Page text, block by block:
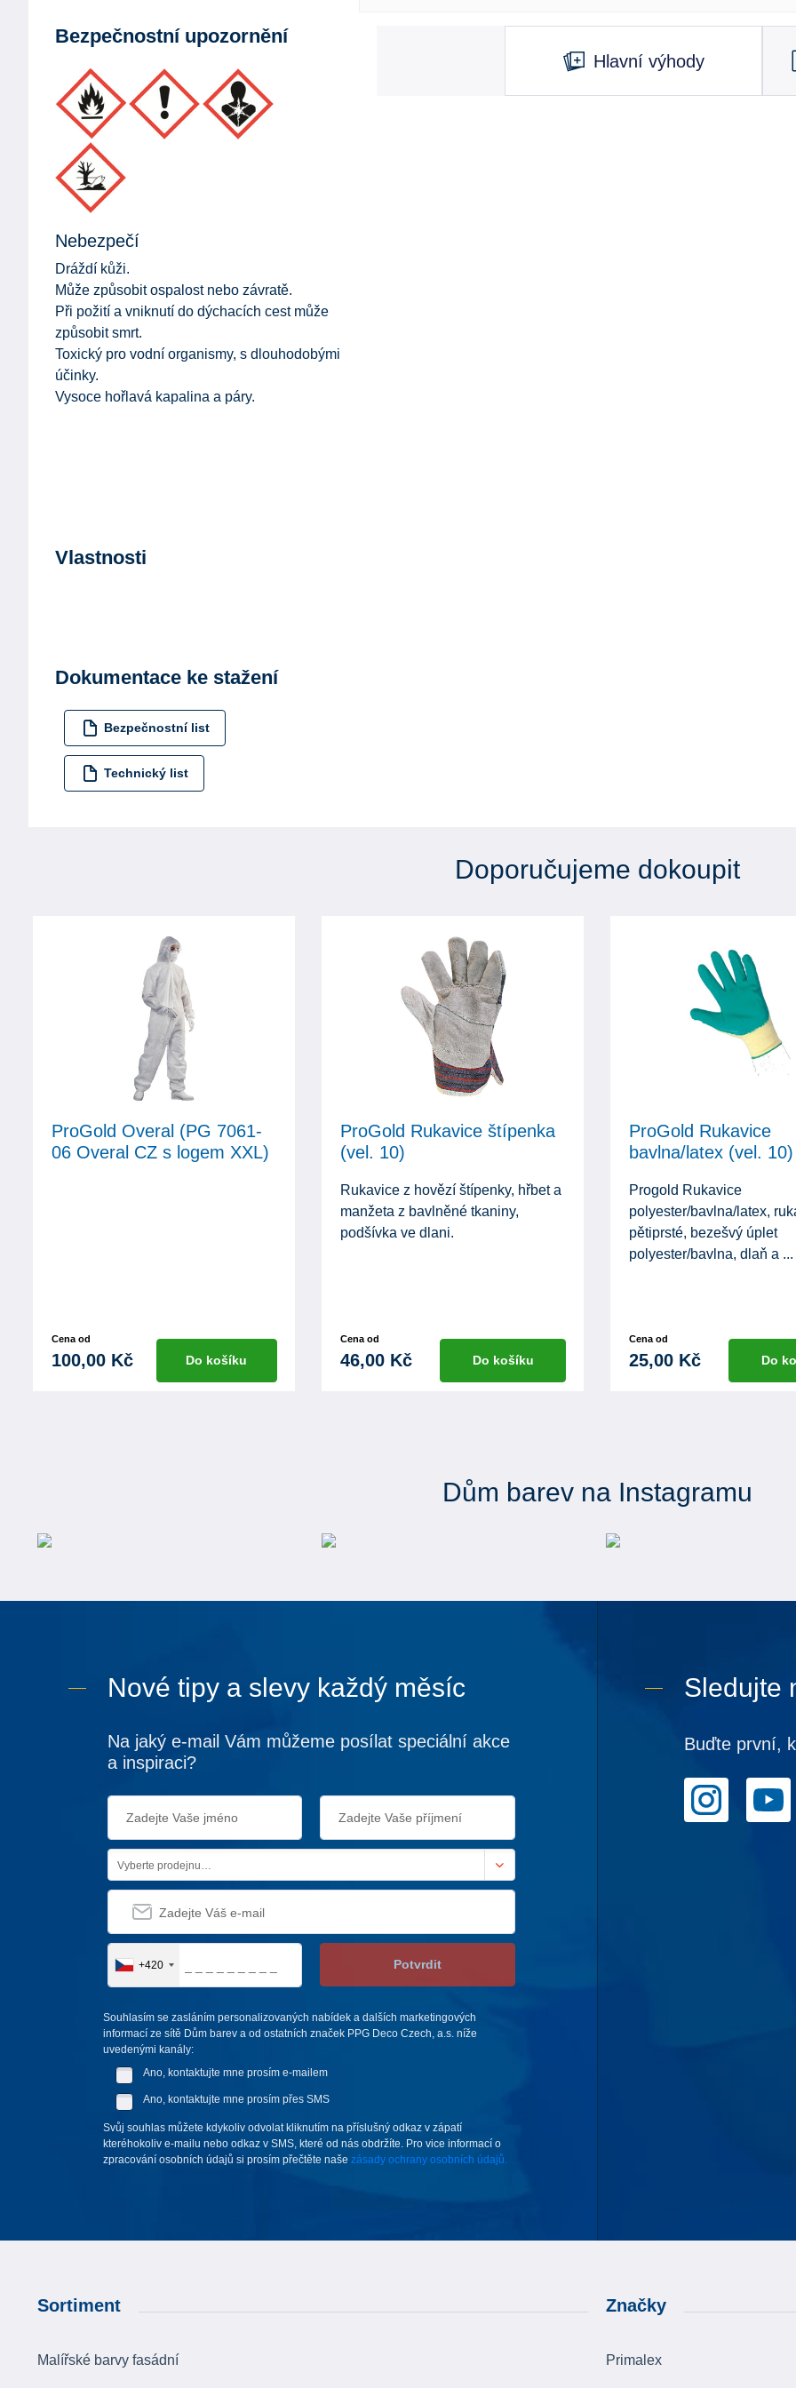
Bezpečnostní upozornění
Nebezpečí
Dráždí kůži.
Může způsobit ospalost nebo závratě.
Při požití a vniknutí do dýchacích cest může
způsobit smrt.
Toxický pro vodní organismy, s dlouhodobými
účinky.
Vysoce hořlavá kapalina a páry.
Vlastnosti
Dokumentace ke stažení
Bezpečnostní list
Technický list
Hlavní výhody
Doporučujeme dokoupit
ProGold Overal (PG 7061-
06 Overal CZ s logem XXL)
Cena od
100,00 Kč Do košíku
ProGold Rukavice štípenka
(vel. 10)
Rukavice z hovězí štípenky, hřbet a
manžeta z bavlněné tkaniny,
podšívka ve dlani.
Cena od
46,00 Kč Do košíku
ProGold Rukavice
bavlna/latex (vel. 10)
Progold Rukavice
polyester/bavlna/latex,
pětiprsté, bezešvý úplet
polyester/bavlna, dlaň a ...
Cena od
25,00 Kč Do
Dům barev na Instagramu
Nové tipy a slevy každý měsíc
Na jaký e-mail Vám můžeme posílat speciální akce
a inspiraci?
Vyberte prodejnu…
+420 Potvrdit
Souhlasím se zasláním personalizovaných nabídek a dalších marketingových
informací ze sítě Dům barev a od ostatních značek PPG Deco Czech, a.s. níže
uvedenými kanály:
Ano, kontaktujte mne prosím e-mailem
Ano, kontaktujte mne prosím přes SMS
Svůj souhlas můžete kdykoliv odvolat kliknutím na příslušný odkaz v zápatí
kteréhokoliv e-mailu nebo odkaz v SMS, které od nás obdržíte. Pro vice informací o
zpracování osobních údajů si prosím přečtěte naše zásady ochrany osobních údajů.
Sledujte
Buďte první,
Sortiment
Malířské barvy fasádní
Značky
Primalex